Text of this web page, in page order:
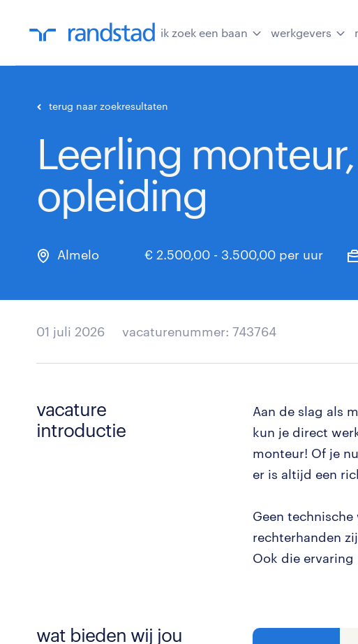
ik zoek een baan werkgevers
terug naar zoekresultaten
Leerling
opleiding
Almelo € 2.500,00 - 3.500,00 per uur
01 juli 2026 vacaturenummer: 743764
vacature
introductie
Aan de slag als
kun je direct
monteur! Of je
er is altijd een
Geen
rechterhanden
Ook die ervaring
wat bieden wij jou